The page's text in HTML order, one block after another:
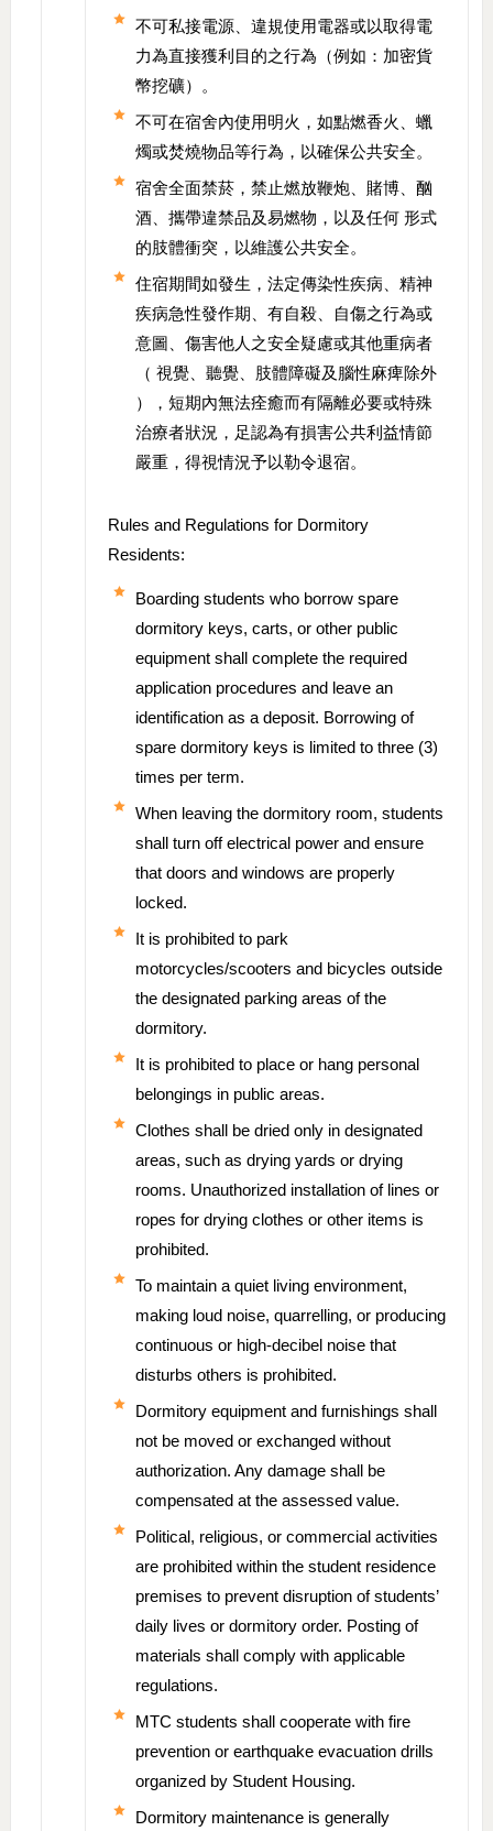
不可私接電源、違規使用電器或以取得電
力為直接獲利目的之行為（例如：加密貨
幣挖礦）。
不可在宿舍內使用明火，如點燃香火、蠟
燭或焚燒物品等行為，以確保公共安全。
宿舍全面禁菸，禁止燃放鞭炮、賭博、酗
酒、攜帶違禁品及易燃物，以及任何 形式
的肢體衝突，以維護公共安全。
住宿期間如發生，法定傳染性疾病、精神
疾病急性發作期、有自殺、自傷之行為或
意圖、傷害他人之安全疑慮或其他重病者
（ 視覺、聽覺、肢體障礙及腦性麻痺除外
），短期內無法痊癒而有隔離必要或特殊
治療者狀況，足認為有損害公共利益情節
嚴重，得視情況予以勒令退宿。
Rules and Regulations for Dormitory
Residents:
Boarding students who borrow spare
dormitory keys, carts, or other public
equipment shall complete the required
application procedures and leave an
identification as a deposit. Borrowing of
spare dormitory keys is limited to three (3)
times per term.
When leaving the dormitory room, students
shall turn off electrical power and ensure
that doors and windows are properly
locked.
It is prohibited to park
motorcycles/scooters and bicycles outside
the designated parking areas of the
dormitory.
It is prohibited to place or hang personal
belongings in public areas.
Clothes shall be dried only in designated
areas, such as drying yards or drying
rooms. Unauthorized installation of lines or
ropes for drying clothes or other items is
prohibited.
To maintain a quiet living environment,
making loud noise, quarrelling, or producing
continuous or high-decibel noise that
disturbs others is prohibited.
Dormitory equipment and furnishings shall
not be moved or exchanged without
authorization. Any damage shall be
compensated at the assessed value.
Political, religious, or commercial activities
are prohibited within the student residence
premises to prevent disruption of students’
daily lives or dormitory order. Posting of
materials shall comply with applicable
regulations.
MTC students shall cooperate with fire
prevention or earthquake evacuation drills
organized by Student Housing.
Dormitory maintenance is generally